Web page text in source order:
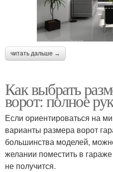
читать дальше →
Как выбрать
ворот: полное
Если ориентироваться на
варианты размера ворот
большинства моделей,
желании поместить в
не получится.